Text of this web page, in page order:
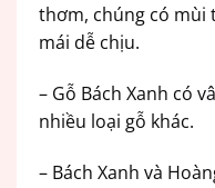
thơm, chúng có mùi
mái dễ chịu.
– Gỗ Bách Xanh có
nhiều loại gỗ khác.
– Bách Xanh và